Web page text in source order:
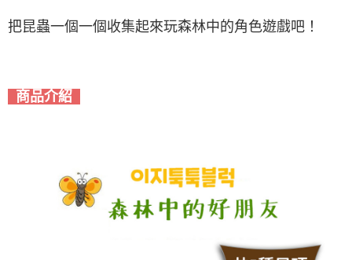
把昆蟲一個一個收集起來玩森林中的角色遊戲吧！
商品介紹